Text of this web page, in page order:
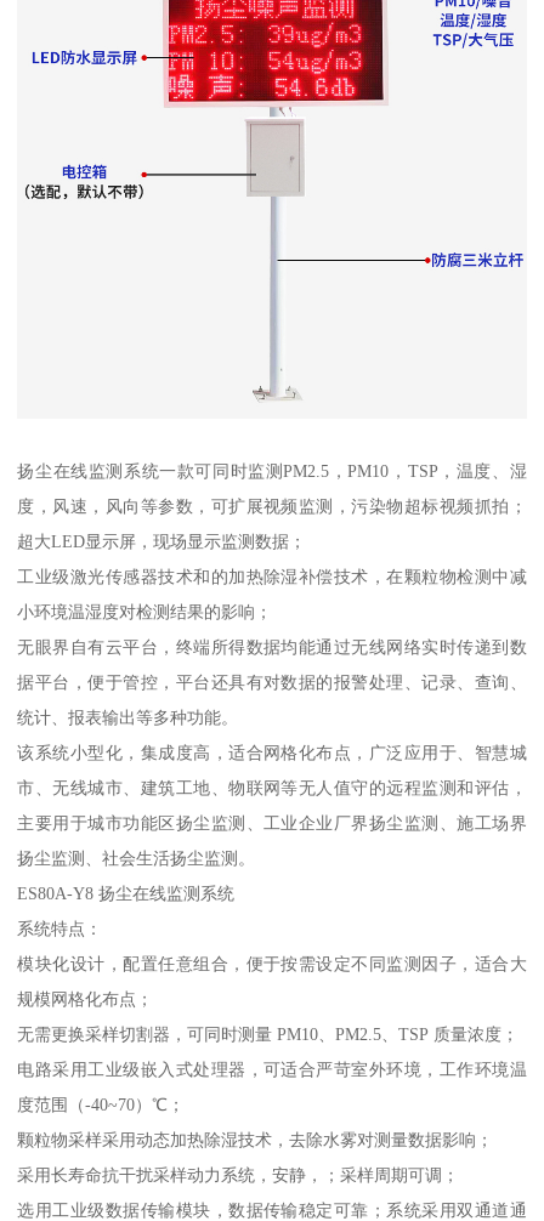
扬尘在线监测系统一款可同时监测PM2.5，PM10，TSP，温度、湿
度，风速，风向等参数，可扩展视频监测，污染物超标视频抓拍；
超大LED显示屏，现场显示监测数据；
工业级激光传感器技术和的加热除湿补偿技术，在颗粒物检测中减
小环境温湿度对检测结果的影响；
无眼界自有云平台，终端所得数据均能通过无线网络实时传递到数
据平台，便于管控，平台还具有对数据的报警处理、记录、查询、
统计、报表输出等多种功能。
该系统小型化，集成度高，适合网格化布点，广泛应用于、智慧城
市、无线城市、建筑工地、物联网等无人值守的远程监测和评估，
主要用于城市功能区扬尘监测、工业企业厂界扬尘监测、施工场界
扬尘监测、社会生活扬尘监测。
ES80A-Y8 扬尘在线监测系统
系统特点：
模块化设计，配置任意组合，便于按需设定不同监测因子，适合大
规模网格化布点；
无需更换采样切割器，可同时测量 PM10、PM2.5、TSP 质量浓度；
电路采用工业级嵌入式处理器，可适合严苛室外环境，工作环境温
度范围（-40~70）℃；
颗粒物采样采用动态加热除湿技术，去除水雾对测量数据影响；
采用长寿命抗干扰采样动力系统，安静，；采样周期可调；
选用工业级数据传输模块，数据传输稳定可靠；系统采用双通道通